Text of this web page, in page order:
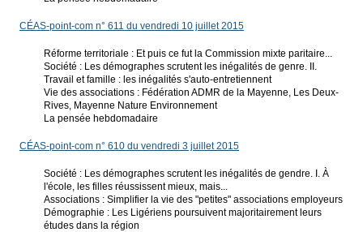
CÉAS-point-com n° 611 du vendredi 10 juillet 2015
Réforme territoriale : Et puis ce fut la Commission mixte paritaire...
Société : Les démographes scrutent les inégalités de genre. II.
Travail et famille : les inégalités s'auto-entretiennent
Vie des associations : Fédération ADMR de la Mayenne, Les Deux-
Rives, Mayenne Nature Environnement
La pensée hebdomadaire
CÉAS-point-com n° 610 du vendredi 3 juillet 2015
Société : Les démographes scrutent les inégalités de gendre. I. À
l'école, les filles réussissent mieux, mais...
Associations : Simplifier la vie des "petites" associations employeurs
Démographie : Les Ligériens poursuivent majoritairement leurs
études dans la région